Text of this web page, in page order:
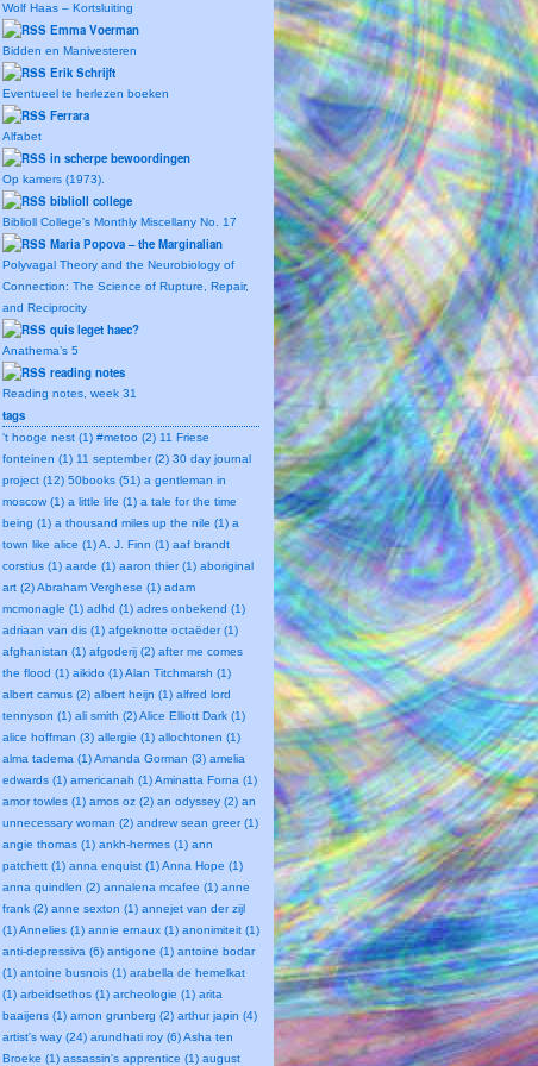
Wolf Haas – Kortsluiting
Emma Voerman
Bidden en Manivesteren
Erik Schrijft
Eventueel te herlezen boeken
Ferrara
Alfabet
in scherpe bewoordingen
Op kamers (1973).
biblioll college
Biblioll College's Monthly Miscellany No. 17
Maria Popova – the Marginalian
Polyvagal Theory and the Neurobiology of
Connection: The Science of Rupture, Repair,
and Reciprocity
quis leget haec?
Anathema’s 5
reading notes
Reading notes, week 31
tags
't hooge nest (1) #metoo (2) 11 Friese
fonteinen (1) 11 september (2) 30 day journal
project (12) 50books (51) a gentleman in
moscow (1) a little life (1) a tale for the time
being (1) a thousand miles up the nile (1) a
town like alice (1)A. J. Finn (1) aaf brandt
corstius (1) aarde (1) aaron thier (1) aboriginal
art (2)Abraham Verghese (1) adam
mcmonagle (1) adhd (1) adres onbekend (1)
adriaan van dis (1) afgeknotte octaëder (1)
afghanistan (1) afgoderij (2) after me comes
the flood (1) aikido (1)Alan Titchmarsh (1)
albert camus (2) albert heijn (1) alfred lord
tennyson (1) ali smith (2)Alice Elliott Dark (1)
alice hoffman (3) allergie (1) allochtonen (1)
alma tadema (1)Amanda Gorman (3) amelia
edwards (1) americanah (1)Aminatta Forna (1)
amor towles (1) amos oz (2) an odyssey (2) an
unnecessary woman (2) andrew sean greer (1)
angie thomas (1) ankh-hermes (1) ann
patchett (1) anna enquist (1)Anna Hope (1)
anna quindlen (2) annalena mcafee (1) anne
frank (2) anne sexton (1) annejet van der zijl
(1)Annelies (1) annie ernaux (1) anonimiteit (1)
anti-depressiva (6) antigone (1) antoine bodar
(1) antoine busnois (1) arabella de hemelkat
(1) arbeidsethos (1) archeologie (1) arita
baaijens (1) arnon grunberg (2) arthur japin (4)
artist's way (24) arundhati roy (6)Asha ten
Broeke (1) assassin's apprentice (1) august